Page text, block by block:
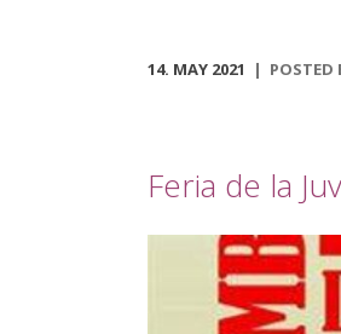
14. MAY 2021 POSTED
Feria de la